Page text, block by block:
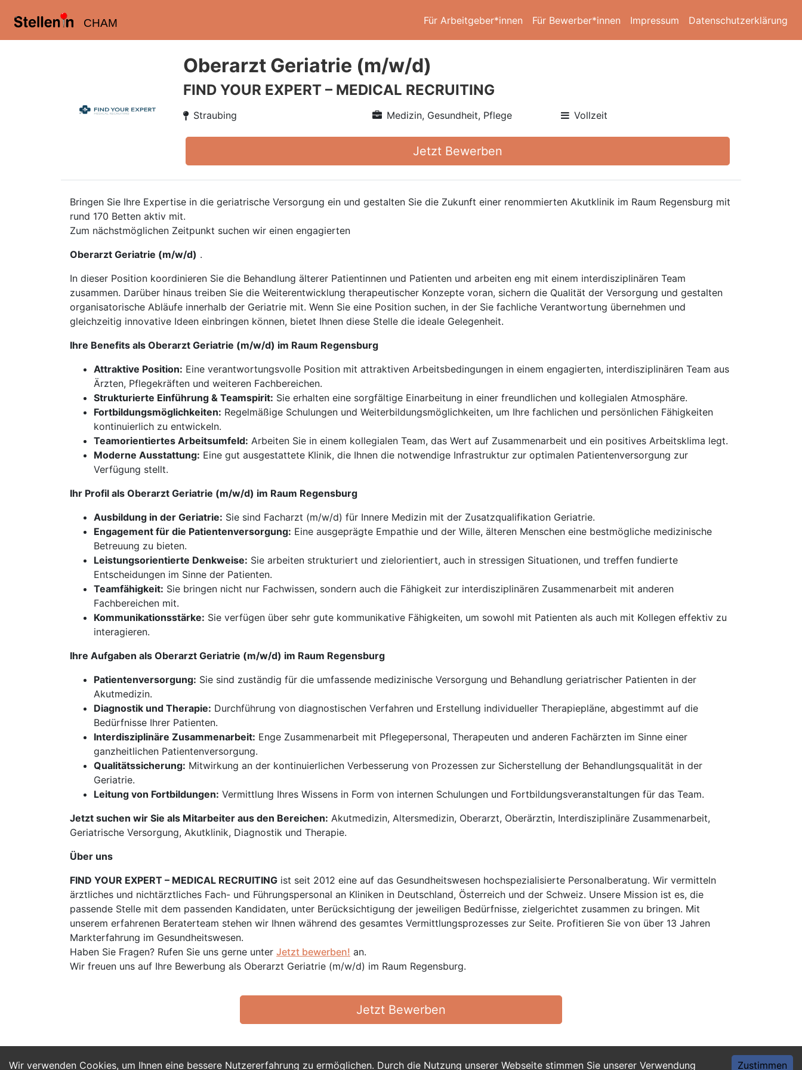
CHAM Für Arbeitgeber*innen Für Bewerber*innen Impressum Datenschutzerklärung
Wir verwenden Cookies, um Ihnen eine bessere Nutzererfahrung zu ermöglichen. Durch die Nutzung unserer Webseite stimmen Sie unserer Verwendung Zustimmen
Oberarzt Geriatrie (m/w/d)
FIND YOUR EXPERT – MEDICAL RECRUITING
Straubing Medizin, Gesundheit, Pflege Vollzeit
Jetzt Bewerben
Bringen Sie Ihre Expertise in die geriatrische Versorgung ein und gestalten Sie die Zukunft einer renommierten Akutklinik im Raum Regensburg mit
rund 170 Betten aktiv mit.
Zum nächstmöglichen Zeitpunkt suchen wir einen engagierten
Oberarzt Geriatrie (m/w/d) .
In dieser Position koordinieren Sie die Behandlung älterer Patientinnen und Patienten und arbeiten eng mit einem interdisziplinären Team
zusammen. Darüber hinaus treiben Sie die Weiterentwicklung therapeutischer Konzepte voran, sichern die Qualität der Versorgung und gestalten
organisatorische Abläufe innerhalb der Geriatrie mit. Wenn Sie eine Position suchen, in der Sie fachliche Verantwortung übernehmen und
gleichzeitig innovative Ideen einbringen können, bietet Ihnen diese Stelle die ideale Gelegenheit.
Ihre Benefits als Oberarzt Geriatrie (m/w/d) im Raum Regensburg
Attraktive Position: Eine verantwortungsvolle Position mit attraktiven Arbeitsbedingungen in einem engagierten, interdisziplinären Team aus
Ärzten, Pflegekräften und weiteren Fachbereichen.
Strukturierte Einführung & Teamspirit: Sie erhalten eine sorgfältige Einarbeitung in einer freundlichen und kollegialen Atmosphäre.
Fortbildungsmöglichkeiten: Regelmäßige Schulungen und Weiterbildungsmöglichkeiten, um Ihre fachlichen und persönlichen Fähigkeiten
kontinuierlich zu entwickeln.
Teamorientiertes Arbeitsumfeld: Arbeiten Sie in einem kollegialen Team, das Wert auf Zusammenarbeit und ein positives Arbeitsklima legt.
Moderne Ausstattung: Eine gut ausgestattete Klinik, die Ihnen die notwendige Infrastruktur zur optimalen Patientenversorgung zur
Verfügung stellt.
Ihr Profil als Oberarzt Geriatrie (m/w/d) im Raum Regensburg
Ausbildung in der Geriatrie: Sie sind Facharzt (m/w/d) für Innere Medizin mit der Zusatzqualifikation Geriatrie.
Engagement für die Patientenversorgung: Eine ausgeprägte Empathie und der Wille, älteren Menschen eine bestmögliche medizinische
Betreuung zu bieten.
Leistungsorientierte Denkweise: Sie arbeiten strukturiert und zielorientiert, auch in stressigen Situationen, und treffen fundierte
Entscheidungen im Sinne der Patienten.
Teamfähigkeit: Sie bringen nicht nur Fachwissen, sondern auch die Fähigkeit zur interdisziplinären Zusammenarbeit mit anderen
Fachbereichen mit.
Kommunikationsstärke: Sie verfügen über sehr gute kommunikative Fähigkeiten, um sowohl mit Patienten als auch mit Kollegen effektiv zu
interagieren.
Ihre Aufgaben als Oberarzt Geriatrie (m/w/d) im Raum Regensburg
Patientenversorgung: Sie sind zuständig für die umfassende medizinische Versorgung und Behandlung geriatrischer Patienten in der
Akutmedizin.
Diagnostik und Therapie: Durchführung von diagnostischen Verfahren und Erstellung individueller Therapiepläne, abgestimmt auf die
Bedürfnisse Ihrer Patienten.
Interdisziplinäre Zusammenarbeit: Enge Zusammenarbeit mit Pflegepersonal, Therapeuten und anderen Fachärzten im Sinne einer
ganzheitlichen Patientenversorgung.
Qualitätssicherung: Mitwirkung an der kontinuierlichen Verbesserung von Prozessen zur Sicherstellung der Behandlungsqualität in der
Geriatrie.
Leitung von Fortbildungen: Vermittlung Ihres Wissens in Form von internen Schulungen und Fortbildungsveranstaltungen für das Team.
Jetzt suchen wir Sie als Mitarbeiter aus den Bereichen: Akutmedizin, Altersmedizin, Oberarzt, Oberärztin, Interdisziplinäre Zusammenarbeit,
Geriatrische Versorgung, Akutklinik, Diagnostik und Therapie.
Über uns
FIND YOUR EXPERT – MEDICAL RECRUITING ist seit 2012 eine auf das Gesundheitswesen hochspezialisierte Personalberatung. Wir vermitteln
ärztliches und nichtärztliches Fach- und Führungspersonal an Kliniken in Deutschland, Österreich und der Schweiz. Unsere Mission ist es, die
passende Stelle mit dem passenden Kandidaten, unter Berücksichtigung der jeweiligen Bedürfnisse, zielgerichtet zusammen zu bringen. Mit
unserem erfahrenen Beraterteam stehen wir Ihnen während des gesamtes Vermittlungsprozesses zur Seite. Profitieren Sie von über 13 Jahren
Markterfahrung im Gesundheitswesen.
Haben Sie Fragen? Rufen Sie uns gerne unter Jetzt bewerben! an.
Wir freuen uns auf Ihre Bewerbung als Oberarzt Geriatrie (m/w/d) im Raum Regensburg.
Jetzt Bewerben